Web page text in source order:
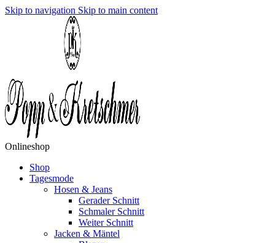
Skip to navigation Skip to main content
Onlineshop
Shop
Tagesmode
Hosen & Jeans
Gerader Schnitt
Schmaler Schnitt
Weiter Schnitt
Jacken & Mäntel